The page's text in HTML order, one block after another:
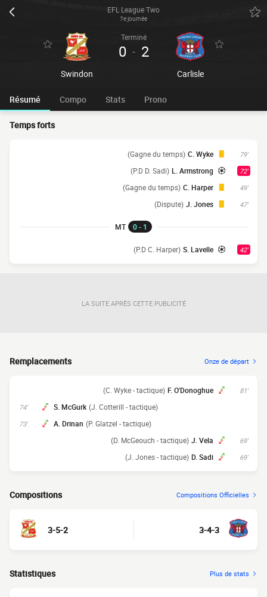
EFL League Two
7e journée
Swindon
Terminé
0 - 2
Carlisle
Résumé Compo Stats Prono
Temps forts
79'
C. Wyke
(Gagne du temps)
72'
L. Armstrong
(P.D D. Sadi)
49'
C. Harper
(Gagne du temps)
47'
J. Jones
(Dispute)
MT 0 - 1
42'
S. Lavelle
(P.D C. Harper)
LA SUITE APRÈS CETTE PUBLICITÉ
Remplacements Onze de départ
81'
F. O'Donoghue
(C. Wyke - tactique)
74' S. McGurk (J. Cotterill - tactique)
73' A. Drinan (P. Glatzel - tactique)
69'
J. Vela
(D. McGeouch - tactique)
69'
D. Sadi
(J. Jones - tactique)
Compositions Compositions Officielles
3-5-2 3-4-3
Statistiques Plus de stats